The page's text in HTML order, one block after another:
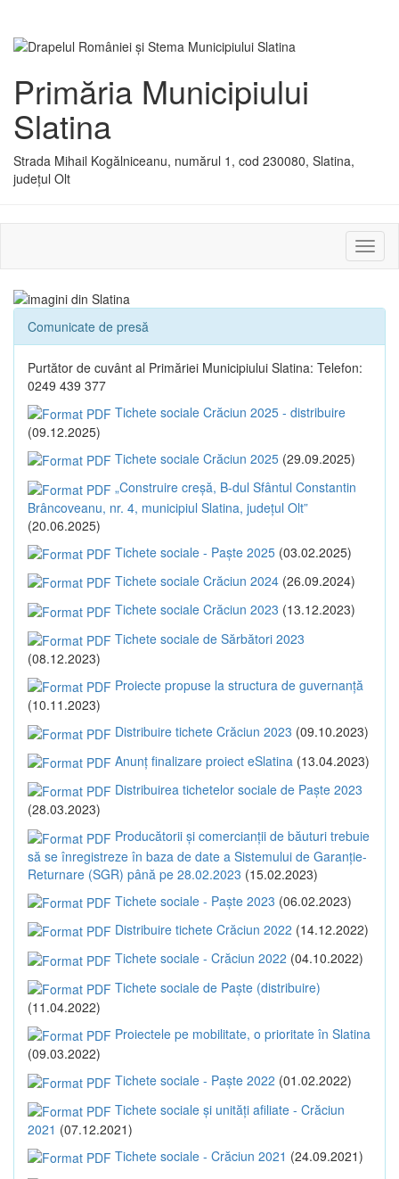
Primăria Municipiului
Slatina
Strada Mihail Kogălniceanu, numărul 1, cod 230080, Slatina,
județul Olt
sau
Comunicate de presă
Purtător de cuvânt al Primăriei Municipiului Slatina: Telefon:
0249 439 377
Tichete sociale Crăciun 2025 - distribuire
(09.12.2025)
Tichete sociale Crăciun 2025 (29.09.2025)
„Construire creșă, B-dul Sfântul Constantin
Brâncoveanu, nr. 4, municipiul Slatina, județul Olt”
(20.06.2025)
Tichete sociale - Paște 2025 (03.02.2025)
Tichete sociale Crăciun 2024 (26.09.2024)
Tichete sociale Crăciun 2023 (13.12.2023)
Tichete sociale de Sărbători 2023
(08.12.2023)
Proiecte propuse la structura de guvernanță
(10.11.2023)
Distribuire tichete Crăciun 2023 (09.10.2023)
Anunț finalizare proiect eSlatina (13.04.2023)
Distribuirea tichetelor sociale de Paște 2023
(28.03.2023)
Producătorii și comercianții de băuturi trebuie
să se înregistreze în baza de date a Sistemului de Garanție-
Returnare (SGR) până pe 28.02.2023 (15.02.2023)
Tichete sociale - Paște 2023 (06.02.2023)
Distribuire tichete Crăciun 2022 (14.12.2022)
Tichete sociale - Crăciun 2022 (04.10.2022)
Tichete sociale de Paște (distribuire)
(11.04.2022)
Proiectele pe mobilitate, o prioritate în Slatina
(09.03.2022)
Tichete sociale - Paște 2022 (01.02.2022)
Tichete sociale și unități afiliate - Crăciun
2021 (07.12.2021)
Tichete sociale - Crăciun 2021 (24.09.2021)